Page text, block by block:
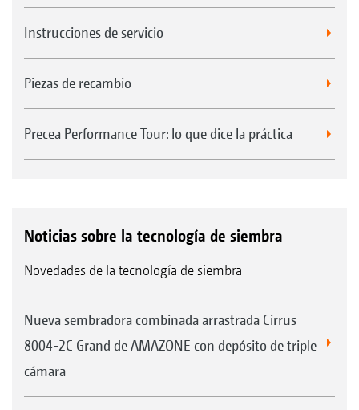
Instrucciones de servicio
Piezas de recambio
Precea Performance Tour: lo que dice la práctica
Noticias sobre la tecnología de siembra
Novedades de la tecnología de siembra
Nueva sembradora combinada arrastrada Cirrus
8004-2C Grand de AMAZONE con depósito de triple
cámara